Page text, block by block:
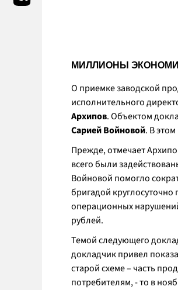
МИЛЛИОНЫ
О приемке заводской
исполнительного
Архипов. Объектом
Сарией Войновой. В
Прежде, отмечает
всего были
Войновой помогло
бригадой
операционных
рублей.
Темой следующего
докладчик привел
старой схеме – часть
потребителям, - то в